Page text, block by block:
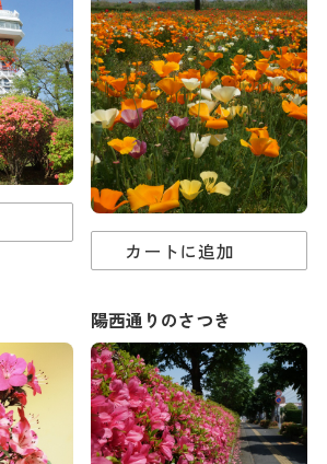
カートに追加
陽西通りのさつき